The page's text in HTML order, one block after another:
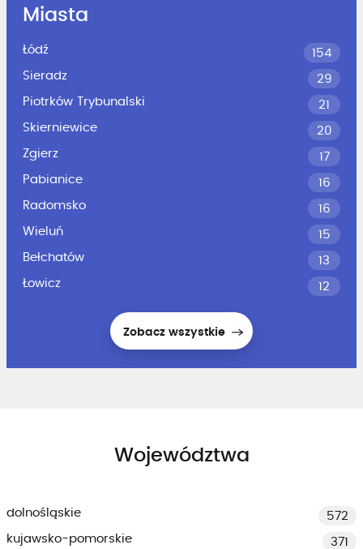
Miasta
Łódź
154
Sieradz
29
Piotrków Trybunalski
21
Skierniewice
20
Zgierz
17
Pabianice
16
Radomsko
16
Wieluń
15
Bełchatów
13
Łowicz
12
Zobacz wszystkie
Województwa
dolnośląskie
572
kujawsko-pomorskie
371